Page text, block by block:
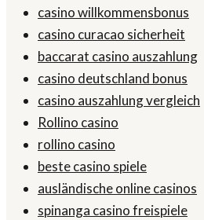
casino willkommensbonus
casino curacao sicherheit
baccarat casino auszahlung
casino deutschland bonus
casino auszahlung vergleich
Rollino casino
rollino casino
beste casino spiele
ausländische online casinos
spinanga casino freispiele